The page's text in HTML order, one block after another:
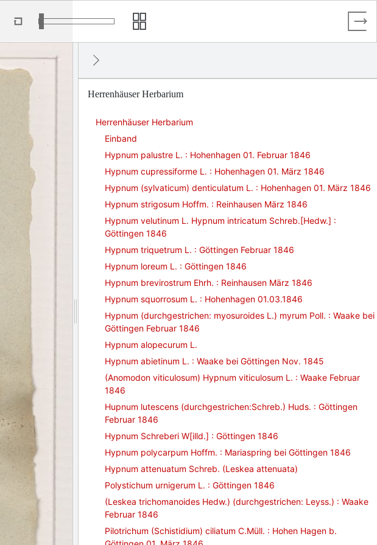
Herrenhäuser Herbarium
Herrenhäuser Herbarium
Einband
Hypnum palustre L. : Hohenhagen 01. Februar 1846
Hypnum cupressiforme L. : Hohenhagen 01. März 1846
Hypnum (sylvaticum) denticulatum L. : Hohenhagen 01. März 1846
Hypnum strigosum Hoffm. : Reinhausen März 1846
Hypnum velutinum L. Hypnum intricatum Schreb.[Hedw.] :
Göttingen 1846
Hypnum triquetrum L. : Göttingen Februar 1846
Hypnum loreum L. : Göttingen 1846
Hypnum brevirostrum Ehrh. : Reinhausen März 1846
Hypnum squorrosum L. : Hohenhagen 01.03.1846
Hypnum (durchgestrichen: myosuroides L.) myrum Poll. : Waake bei
Göttingen Februar 1846
Hypnum alopecurum L.
Hypnum abietinum L. : Waake bei Göttingen Nov. 1845
(Anomodon viticulosum) Hypnum viticulosum L. : Waake Februar
1846
Hupnum lutescens (durchgestrichen:Schreb.) Huds. : Göttingen
Februar 1846
Hypnum Schreberi W[illd.] : Göttingen 1846
Hypnum polycarpum Hoffm. : Mariaspring bei Göttingen 1846
Hypnum attenuatum Schreb. (Leskea attenuata)
Polystichum urnigerum L. : Göttingen 1846
(Leskea trichomanoides Hedw.) (durchgestrichen: Leyss.) : Waake
Februar 1846
Pilotrichum (Schistidium) ciliatum C.Müll. : Hohen Hagen b.